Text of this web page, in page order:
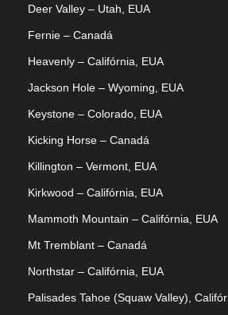
Deer Valley – Utah, EUA
Fernie – Canadá
Heavenly – Califórnia, EUA
Jackson Hole – Wyoming, EUA
Keystone – Colorado, EUA
Kicking Horse – Canadá
Killington – Vermont, EUA
Kirkwood – Califórnia, EUA
Mammoth Mountain – Califórnia, EUA
Mt Tremblant – Canadá
Northstar – Califórnia, EUA
Palisades Tahoe (Squaw Valley),